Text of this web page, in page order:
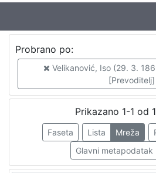
Jezik
hrvatski
Knjige za djecu i mladež
1
Probrano po:
Velikanović, Iso (29. 3.
[Prevoditelj]
Prikazano 1-1 od
Faseta Lista Mreža
Glavni metapodatak